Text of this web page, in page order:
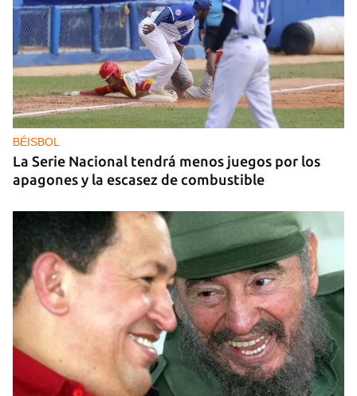
25N
Pese al subregistro de los datos oficiales, Cuba
tiene una alta incidencia de feminicidios
BÉISBOL
La Serie Nacional tendrá menos juegos por los
apagones y la escasez de combustible